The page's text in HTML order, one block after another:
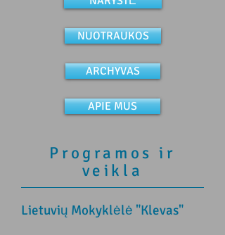
Programos ir
veikla
Lietuvių Mokyklėlė "Klevas"
NUOTRAUKOS
ARCHYVAS
APIE MUS